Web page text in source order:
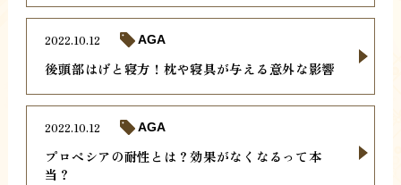
後頭部はげと寝方！枕や寝具が与える意外な影響
2022.10.12 AGA
プロペシアの耐性とは？効果がなくなるって本
当？
2022.10.12 AGA